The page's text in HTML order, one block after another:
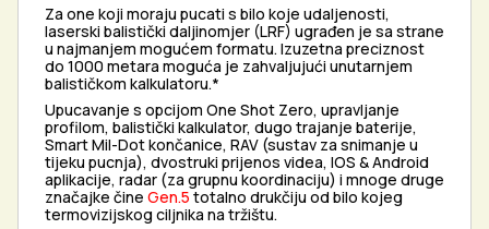
Za one koji moraju pucati s bilo koje udaljenosti,
laserski balistički daljinomjer (LRF) ugrađen je sa strane
u najmanjem mogućem formatu. Izuzetna preciznost
do 1000 metara moguća je zahvaljujući unutarnjem
balističkom kalkulatoru.*
Upucavanje s opcijom One Shot Zero, upravljanje
profilom, balistički kalkulator, dugo trajanje baterije,
Smart Mil-Dot končanice, RAV (sustav za snimanje u
tijeku pucnja), dvostruki prijenos videa, IOS & Android
aplikacije, radar (za grupnu koordinaciju) i mnoge druge
značajke čine Gen.5 totalno drukčiju od bilo kojeg
termovizijskog ciljnika na tržištu.